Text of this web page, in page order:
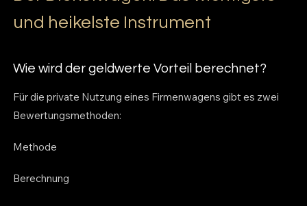
und heikelste Instrument
Wie wird der geldwerte Vorteil berechnet?
Für die private Nutzung eines Firmenwagens gibt es zwei
Bewertungsmethoden:
Methode
Berechnung